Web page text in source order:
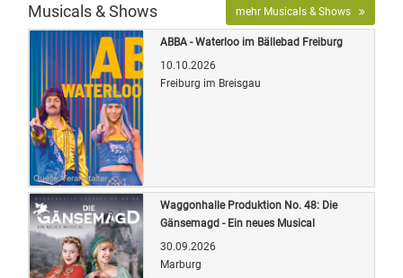
Musicals & Shows mehr Musicals & Shows
Quelle: Veranstalter
ABBA - Waterloo im Bällebad Freiburg
10.10.2026
Freiburg im Breisgau
Waggonhalle Produktion No. 48: Die
Gänsemagd - Ein neues Musical
30.09.2026
Marburg